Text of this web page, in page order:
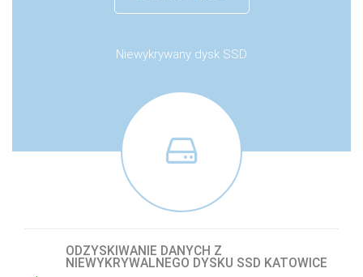
Niewykrywany dysk SSD
ODZYSKIWANIE DANYCH Z
NIEWYKRYWALNEGO DYSKU SSD KATOWICE